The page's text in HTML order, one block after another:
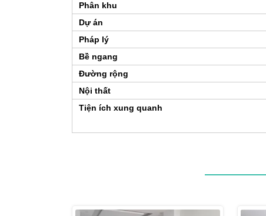
Phân khu
Dự án
Pháp lý
Bề ngang
Đường rộng
Nội thất
Tiện ích xung quanh